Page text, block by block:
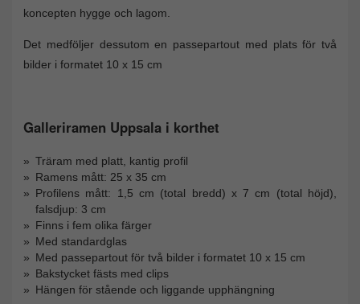
koncepten hygge och lagom.
Det medföljer dessutom en passepartout med plats för två
bilder i formatet 10 x 15 cm
Galleriramen Uppsala i korthet
Träram med platt, kantig profil
Ramens mått: 25 x 35 cm
Profilens mått: 1,5 cm (total bredd) x 7 cm (total höjd),
falsdjup: 3 cm
Finns i fem olika färger
Med standardglas
Med passepartout för två bilder i formatet 10 x 15 cm
Bakstycket fästs med clips
Hängen för stående och liggande upphängning